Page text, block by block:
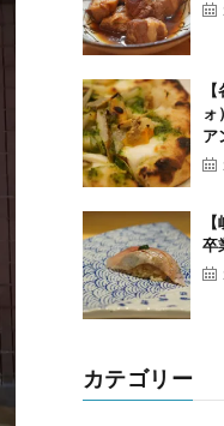
ォ
ア
卒
カテゴリー